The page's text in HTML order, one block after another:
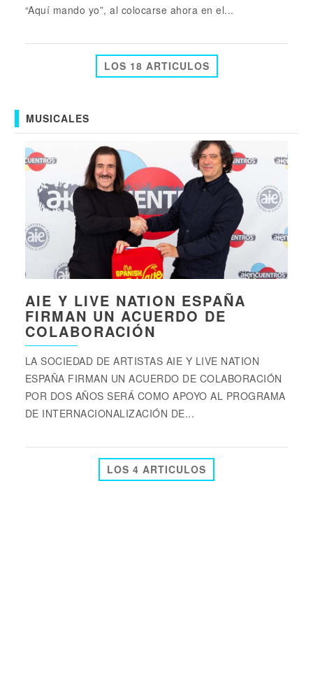
“Aquí mando yo”, al colocarse ahora en el...
LOS 18 ARTICULOS
MUSICALES
AIE Y LIVE NATION ESPAÑA
FIRMAN UN ACUERDO DE
COLABORACIÓN
LA SOCIEDAD DE ARTISTAS AIE Y LIVE NATION
ESPAÑA FIRMAN UN ACUERDO DE COLABORACIÓN
POR DOS AÑOS SERÁ COMO APOYO AL PROGRAMA
DE INTERNACIONALIZACIÓN DE...
LOS 4 ARTICULOS